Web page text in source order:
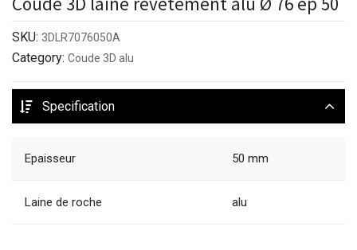
SKU: 3DLR7076050A
Category: Coude 3D alu
Specification
Epaisseur 50 mm
Laine de roche alu